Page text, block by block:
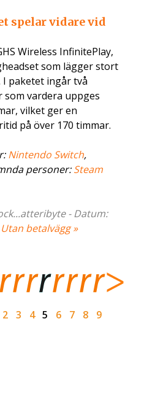
spelar vidare vid
Wireless InfinitePlay,
som lägger stort
paketet ingår två
vardera uppges
vilket ger en
på över 170 timmar.
Nintendo Switch,
personer:Steam
- Datum:
Utan betalvägg »
2 3 4 5 6 7 8 9